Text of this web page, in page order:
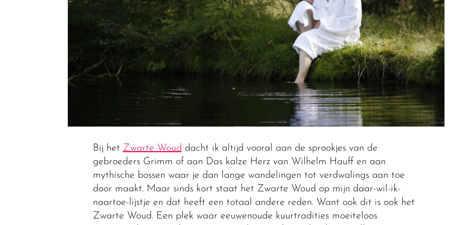
Bij het Zwarte Woud dacht ik altijd vooral aan de sprookjes van de
gebroeders Grimm of aan Das kalze Herz van Wilhelm Hauff en aan
mythische bossen waar je dan lange wandelingen tot verdwalings aan toe
door maakt. Maar sinds kort staat het Zwarte Woud op mijn daar-wil-ik-
naartoe-lijstje en dat heeft een totaal andere reden. Want ook dit is ook het
Zwarte Woud. Een plek waar eeuwenoude kuurtradities moeiteloos